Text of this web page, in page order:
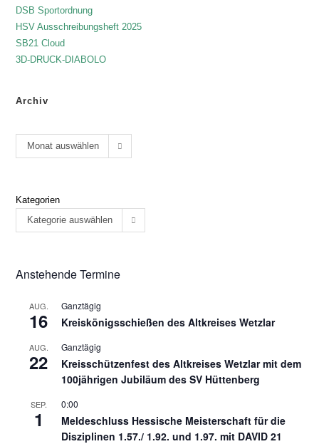
DSB Sportordnung
HSV Ausschreibungsheft 2025
SB21 Cloud
3D-DRUCK-DIABOLO
Archiv
Monat auswählen
Kategorien
Kategorie auswählen
Anstehende Termine
AUG.
16
Ganztägig
Kreiskönigsschießen des Altkreises Wetzlar
AUG.
22
Ganztägig
Kreisschützenfest des Altkreises Wetzlar mit dem
100jährigen Jubiläum des SV Hüttenberg
SEP.
1
0:00
Meldeschluss Hessische Meisterschaft für die
Disziplinen 1.57./ 1.92. und 1.97. mit DAVID 21